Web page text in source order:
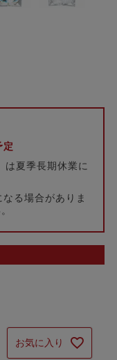
定
夏季長期休業に
る場合がありま
お気に入り